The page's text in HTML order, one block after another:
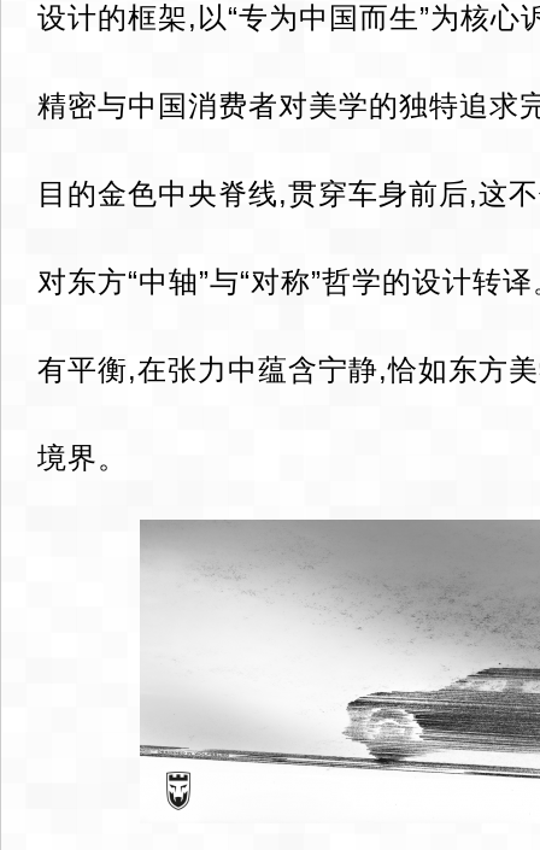
设计的框架,以“专为中国而生”为核心
精密与中国消费者对美学的独特追求
目的金色中央脊线,贯穿车身前后,这
对东方“中轴”与“对称”哲学的设计转
有平衡,在张力中蕴含宁静,恰如东方
境界。